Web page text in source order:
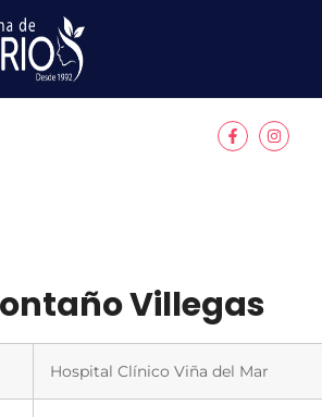
Villegas
Hospital Clínico Viña del Mar